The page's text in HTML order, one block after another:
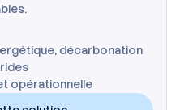
décarbonation
opérationnelle